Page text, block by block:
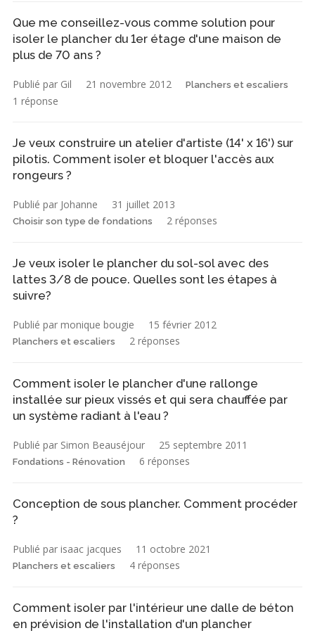
Que me conseillez-vous comme solution pour
isoler le plancher du 1er étage d'une maison de
plus de 70 ans ?
Publié par Gil 21 novembre 2012 Planchers et escaliers
1 réponse
Je veux construire un atelier d'artiste (14' x 16') sur
pilotis. Comment isoler et bloquer l'accès aux
rongeurs ?
Publié par Johanne 31 juillet 2013
Choisir son type de fondations 2 réponses
Je veux isoler le plancher du sol-sol avec des
lattes 3/8 de pouce. Quelles sont les étapes à
suivre?
Publié par monique bougie 15 février 2012
Planchers et escaliers 2 réponses
Comment isoler le plancher d'une rallonge
installée sur pieux vissés et qui sera chauffée par
un système radiant à l'eau ?
Publié par Simon Beauséjour 25 septembre 2011
Fondations - Rénovation 6 réponses
Conception de sous plancher. Comment procéder
?
Publié par isaac jacques 11 octobre 2021
Planchers et escaliers 4 réponses
Comment isoler par l'intérieur une dalle de béton
en prévision de l'installation d'un plancher